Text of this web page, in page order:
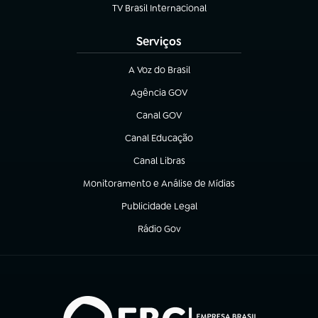
TV Brasil Internacional
(abre em nova aba)
Serviços
A Voz do Brasil
(abre em nova aba)
Agência GOV
(abre em nova aba)
Canal GOV
(abre em nova aba)
Canal Educação
(abre em nova aba)
Canal Libras
(abre em nova aba)
Monitoramento e Análise de Mídias
(abre em nova aba)
Publicidade Legal
(abre em nova aba)
Rádio Gov
(abre em nova aba)